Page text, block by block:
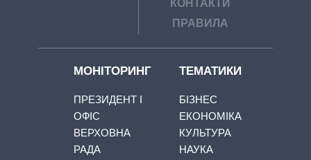
КОНТАКТИ
ПРАВИЛА
МОНІТОРИНГ
ПРЕЗИДЕНТ І
ОФІС
ВЕРХОВНА
РАДА
ТЕМАТИКИ
БІЗНЕС
ЕКОНОМІКА
КУЛЬТУРА
НАУКА